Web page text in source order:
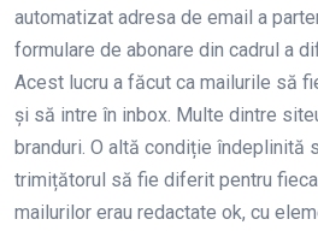
automatizat adresa de email a
formulare de abonare din cadrul a
Acest lucru a făcut ca mailurile să
și să intre în inbox. Multe dintre
branduri. O altă condiție îndeplinită
trimițătorul să fie diferit pentru
mailurilor erau redactate ok, cu